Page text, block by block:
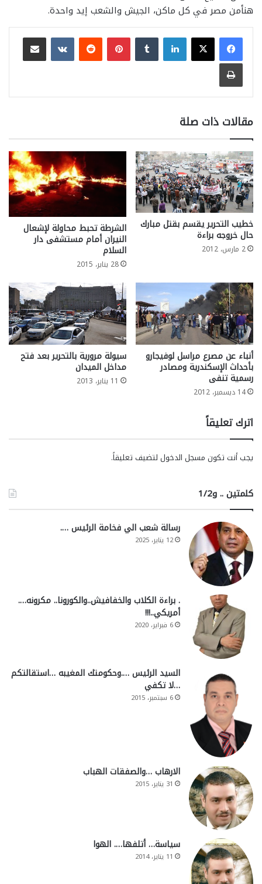
هنأمن مصر في كل ماكن، الجيش والشعب إيد واحدة.
لينكدإن بينتيريست
مشاركة عبر البريد
طباعة
مقالات ذات صلة
خطيب التحرير يقسم بقتل مبارك
حال خروجه براءة
2 مارس، 2012
الشرطة تحبط محاولة لإشعال
النيران أمام مستشفى دار
السلام
28 يناير، 2015
أنباء عن مصرع مراسل لوفيجارو
بأحداث الإسكندرية ومصادر
رسمية تنفى
14 ديسمبر، 2012
سيولة مرورية بالتحرير بعد فتح
مداخل الميدان
11 يناير، 2013
اترك تعليقاً
يجب أنت تكون مسجل الدخول لتضيف تعليقاً.
كلمتين .. و1/2
رسالة شعب الي فخامة الرئيس ….
12 يناير، 2025
. براءة الكلاب والخفافيش..والكورونا.. مكرونه….
أمريكي..!!!
6 فبراير، 2020
السيد الرئيس ….وحكومتك المغيبه …استقالتكم
…لا تكفي
6 سبتمبر، 2015
الارهاب …والصفقات الهباب
31 يناير، 2015
سياسة… أتلفها…. الهوا
11 يناير، 2014